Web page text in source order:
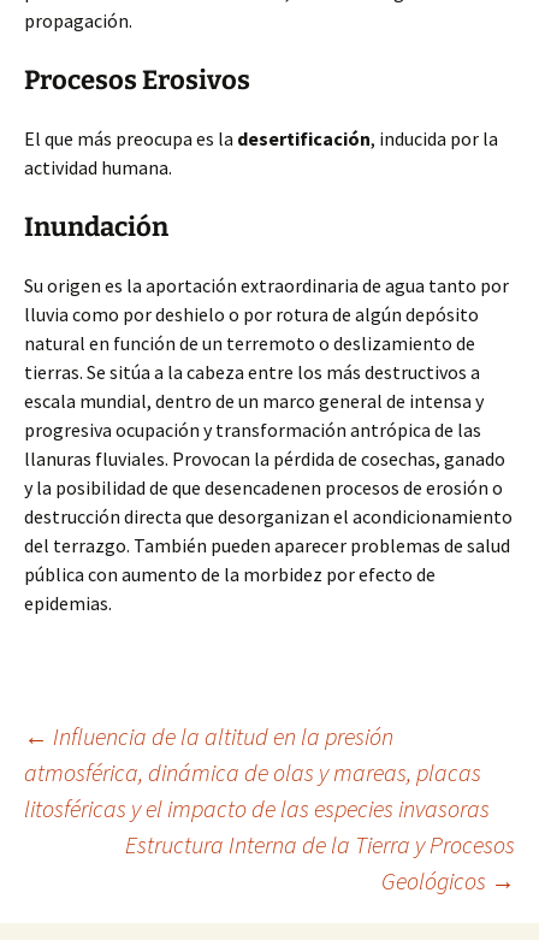
propagación.
Procesos Erosivos
El que más preocupa es la desertificación, inducida por la
actividad humana.
Inundación
Su origen es la aportación extraordinaria de agua tanto por
lluvia como por deshielo o por rotura de algún depósito
natural en función de un terremoto o deslizamiento de
tierras. Se sitúa a la cabeza entre los más destructivos a
escala mundial, dentro de un marco general de intensa y
progresiva ocupación y transformación antrópica de las
llanuras fluviales. Provocan la pérdida de cosechas, ganado
y la posibilidad de que desencadenen procesos de erosión o
destrucción directa que desorganizan el acondicionamiento
del terrazgo. También pueden aparecer problemas de salud
pública con aumento de la morbidez por efecto de
epidemias.
Navegación
de
entradas
← Influencia de la altitud en la presión
atmosférica, dinámica de olas y mareas, placas
litosféricas y el impacto de las especies invasoras
Estructura Interna de la Tierra y Procesos
Geológicos →